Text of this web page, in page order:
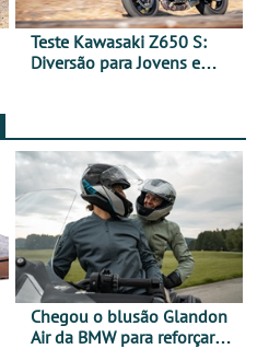
Teste Kawasaki Z650 S:
Diversão para Jovens e
Chegou o blusão Glandon
Air da BMW para reforçar